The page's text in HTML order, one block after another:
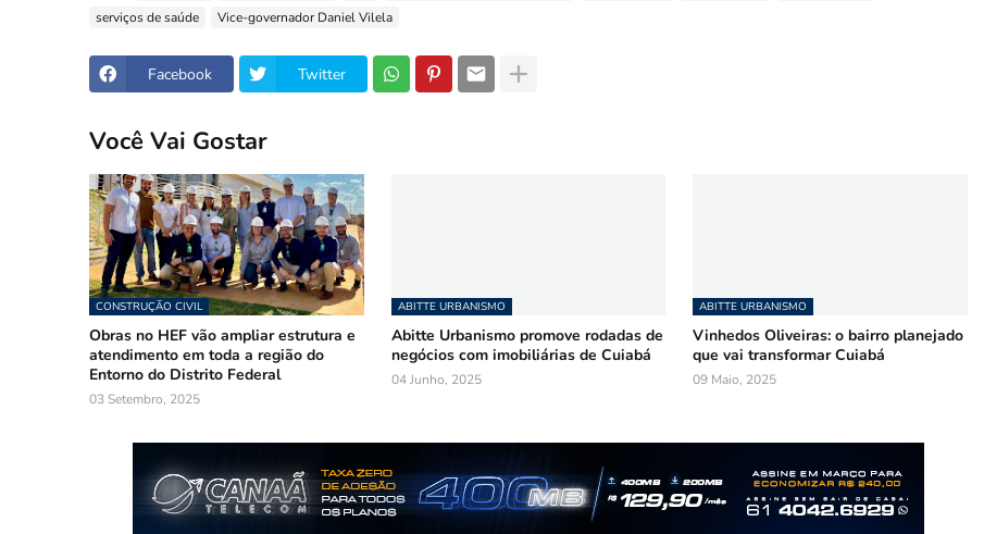
serviços de saúde
Vice-governador Daniel Vilela
Facebook Twitter
Você Vai Gostar
CONSTRUÇÃO CIVIL
Obras no HEF vão ampliar estrutura e
atendimento em toda a região do
Entorno do Distrito Federal
03 Setembro, 2025
ABITTE URBANISMO
Abitte Urbanismo promove rodadas de
negócios com imobiliárias de Cuiabá
04 Junho, 2025
ABITTE URBANISMO
Vinhedos Oliveiras: o bairro planejado
que vai transformar Cuiabá
09 Maio, 2025